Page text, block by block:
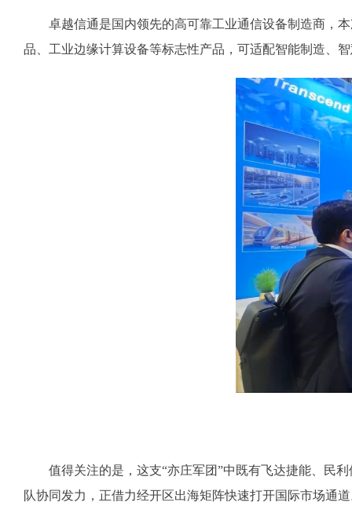
卓越信通是国内领先的高可靠工业通信设备制造商，本
品、工业边缘计算设备等标志性产品，可适配智能制造、
值得关注的是，这支“亦庄军团”中既有飞达捷能、民利
队协同发力，正借力经开区出海矩阵快速打开国际市场通